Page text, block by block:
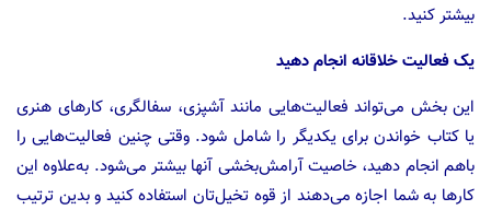
بیشتر کنید.
یک فعالیت خلاقانه انجام دهید
این بخش می‌تواند فعالیت‌هایی مانند آشپزی، سفالگری، کارهای هنری
یا کتاب خواندن برای یکدیگر را شامل شود. وقتی چنین فعالیت‌هایی را
باهم انجام دهید، خاصیت آرامش‌بخشی آنها بیشتر می‌شود. به‌علاوه این
کارها به شما اجازه می‌دهند از قوه تخیل‌تان استفاده کنید و بدین ترتیب